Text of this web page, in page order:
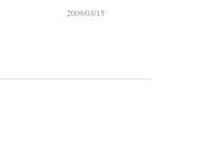
2009/03/15